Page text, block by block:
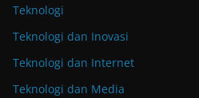
Teknologi
Teknologi dan Inovasi
Teknologi dan Internet
Teknologi dan Media